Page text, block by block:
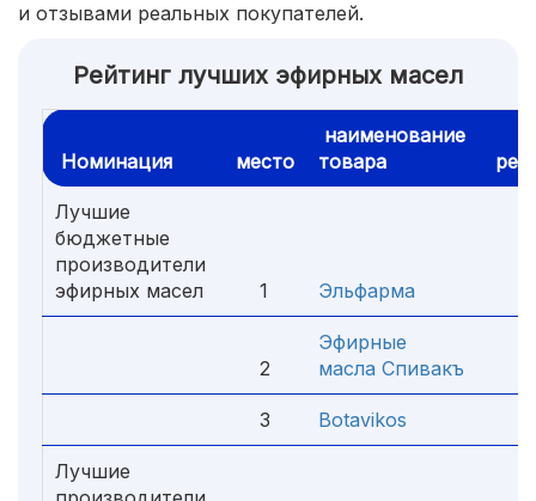
и отзывами реальных покупателей.
Рейтинг лучших эфирных масел
Номинация место
наименование
товара
Лучшие
бюджетные
производители
эфирных масел
1 Эльфарма
2
Эфирные
масла Спивакъ
3 Botavikos
Лучшие